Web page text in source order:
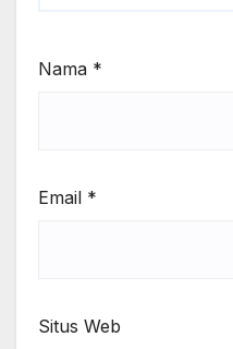
Nama *
Email *
Situs Web